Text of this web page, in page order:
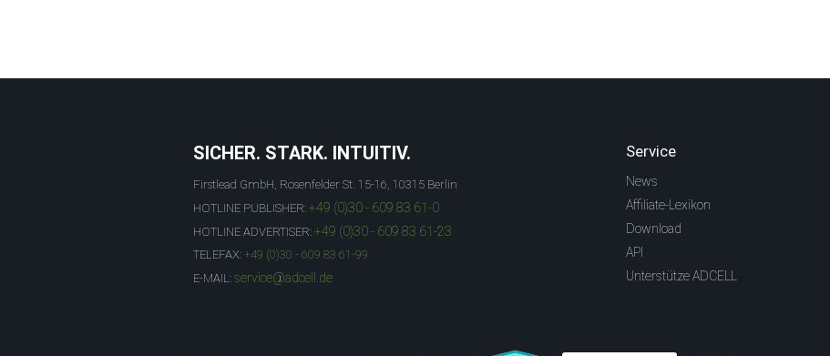
SICHER. STARK. INTUITIV.
Firstlead GmbH, Rosenfelder St. 15-16, 10315 Berlin
HOTLINE PUBLISHER: +49 (0)30 - 609 83 61-0
HOTLINE ADVERTISER: +49 (0)30 - 609 83 61-23
TELEFAX: +49 (0)30 - 609 83 61-99
E-MAIL: service@adcell.de
Service
News
Affiliate-Lexikon
Download
API
Unterstütze ADCELL